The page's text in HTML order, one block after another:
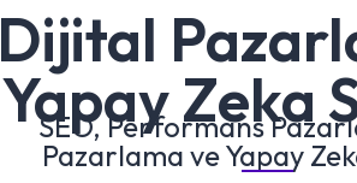
Dijital
Yapay Zeka
SEO, Performans
Pazarlama ve Yapay